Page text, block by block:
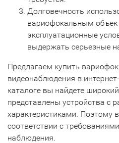
Долговечность
вариофокальным
эксплуатационные
выдержать серьезные
Предлагаем купить
видеонаблюдения в
каталоге вы найдете
представлены устройства с
характеристиками. Поэтому
соответствии с
наблюдения.